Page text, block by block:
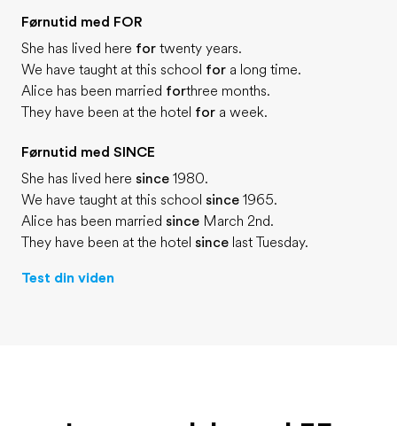
Førnutid med FOR
She has lived here for twenty years.
We have taught at this school for a long time.
Alice has been married forthree months.
They have been at the hotel for a week.
Førnutid med SINCE
She has lived here since 1980.
We have taught at this school since 1965.
Alice has been married since March 2nd.
They have been at the hotel since last Tuesday.
Test din viden